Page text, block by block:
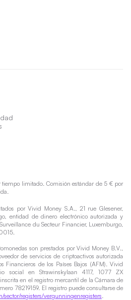
limitado. Comisión estándar de 5 € por
por Vivid Money S.A., 21 rue Glesener,
entidad de dinero electrónico autorizada y
du Secteur Financier, Luxemburgo,
son prestados por Vivid Money B.V.,
de servicios de criptoactivos autorizada
Financieros de los Países Bajos (AFM). Vivid
social en Strawinskylaan 4117, 1077 ZX
en el registro mercantil de la Cámara de
78219159. El registro puede consultarse de
registers/vergunningenregisters.